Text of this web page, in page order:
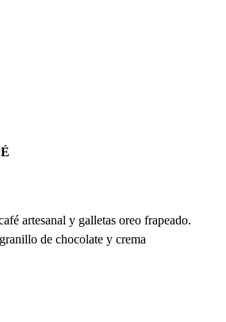
artesanal y galletas oreo frapeado.
de chocolate y crema